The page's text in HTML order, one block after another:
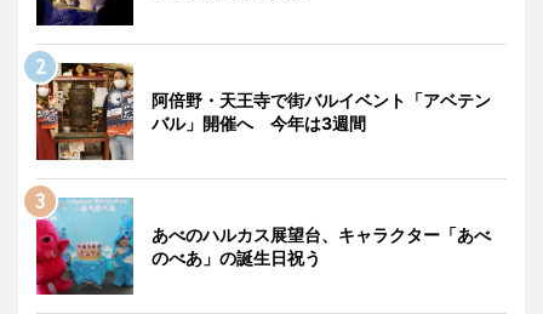
阿倍野・天王寺で街バルイベント「アベテン
バル」開催へ 今年は3週間
あべのハルカス展望台、キャラクター「あべ
のべあ」の誕生日祝う